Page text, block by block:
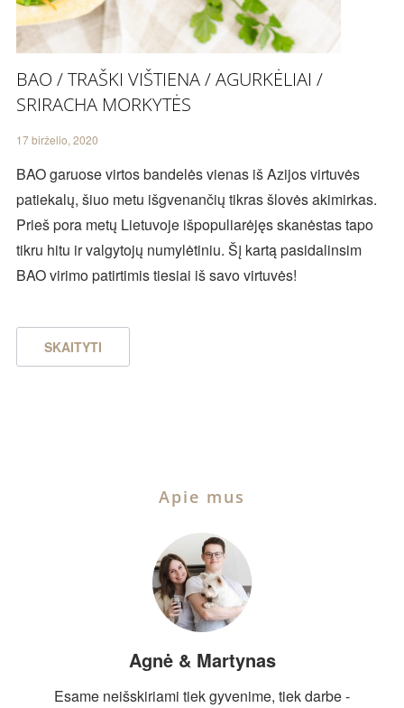
BAO / TRAŠKI VIŠTIENA / AGURKĖLIAI /
SRIRACHA MORKYTĖS
17 birželio, 2020
BAO garuose virtos bandelės vienas iš Azijos virtuvės
patiekalų, šiuo metu išgvenančių tikras šlovės akimirkas.
Prieš pora metų Lietuvoje išpopuliarėjęs skanėstas tapo
tikru hitu ir valgytojų numylėtiniu. Šį kartą pasidalinsim
BAO virimo patirtimis tiesiai iš savo virtuvės!
SKAITYTI
Apie mus
Agnė & Martynas
Esame neišskiriami tiek gyvenime, tiek darbe -